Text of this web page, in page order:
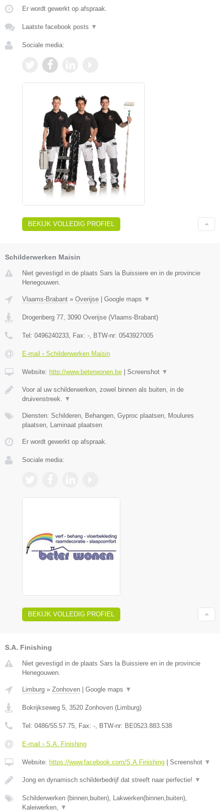
Er wordt gewerkt op afspraak.
Laatste facebook posts ▼
Sociale media:
BEKIJK VOLLEDIG PROFIEL
Schilderwerken Maisin
Niet gevestigd in de plaats Sars la Buissiere en in de provincie
Henegouwen.
Vlaams-Brabant » Overijse Google maps ▼
Drogenberg 77 3090 Overijse (Vlaams-Brabant)
Tel: 0496240233 , Fax: - , BTW-nr: 0543927005
E-mail › Schilderwerken Maisin
Website: http://www.beterwonen.be Screenshot ▼
Voor al uw schilderwerken, zowel binnen als buiten, in de
druivenstreek.
▼
Diensten: Schilderen, Behangen, Gyproc plaatsen, Moulures
plaatsen, Laminaat plaatsen
Er wordt gewerkt op afspraak.
Sociale media:
BEKIJK VOLLEDIG PROFIEL
S.A. Finishing
Niet gevestigd in de plaats Sars la Buissiere en in de provincie
Henegouwen.
Limburg » Zonhoven Google maps ▼
Bokrijkseweg 5 3520 Zonhoven ( Limburg)
Tel: 0486/55.57.75 , Fax: - , BTW-nr: BE0523.883.538
E-mail › S.A. Finishing
Website: https://www.facebook.com/S.A.Finishing Screenshot ▼
Jong en dynamisch schilderbedrijf dat streeft naar perfectie! ▼
Schilderwerken (binnen,buiten), Lakwerken(binnen,buiten),
Kaleiwerken,
▼